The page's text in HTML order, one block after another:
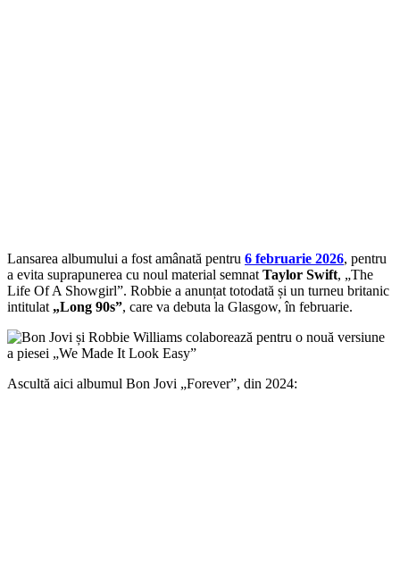
Lansarea albumului a fost amânată pentru 6 februarie 2026, pentru
a evita suprapunerea cu noul material semnat Taylor Swift, „The
Life Of A Showgirl”. Robbie a anunțat totodată și un turneu britanic
intitulat „Long 90s”, care va debuta la Glasgow, în februarie.
Ascultă aici albumul Bon Jovi „Forever”, din 2024: